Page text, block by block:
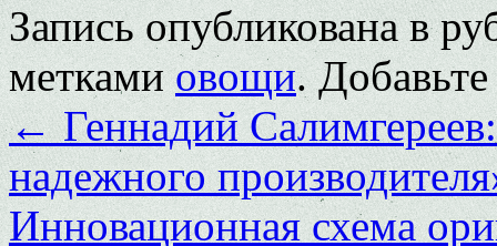
Запись опубликована в
меткамиовощи.
←Геннадий
надежного
Инновационная схема